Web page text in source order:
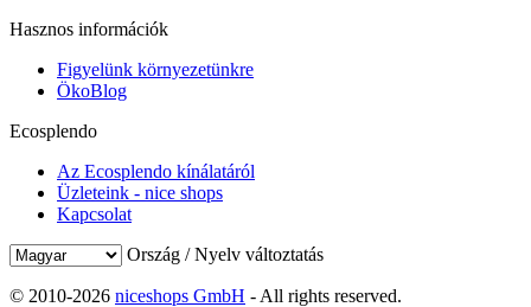
Hasznos információk
Figyelünk környezetünkre
ÖkoBlog
Ecosplendo
Az Ecosplendo kínálatáról
Üzleteink - nice shops
Kapcsolat
Ország / Nyelv változtatás
© 2010-2026 niceshops GmbH - All rights reserved.